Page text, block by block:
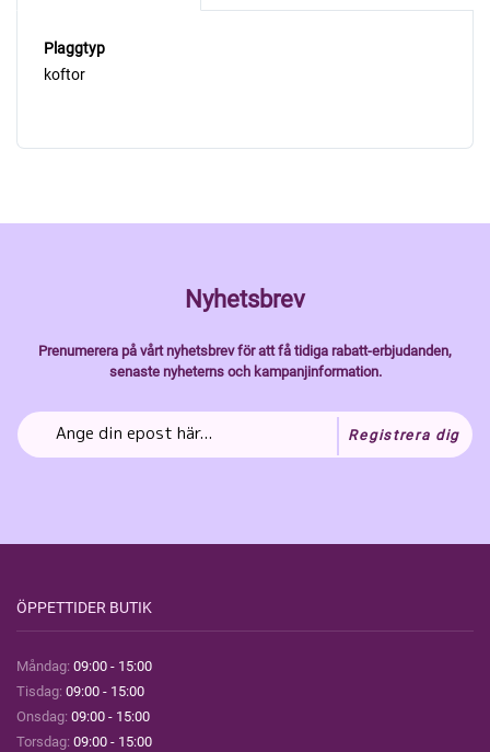
Plaggtyp
koftor
Nyhetsbrev
Prenumerera på vårt nyhetsbrev för att få tidiga rabatt-erbjudanden,
senaste nyheterns och kampanjinformation.
Registrera dig
ÖPPETTIDER BUTIK
Måndag: 09:00 - 15:00
Tisdag: 09:00 - 15:00
Onsdag: 09:00 - 15:00
Torsdag: 09:00 - 15:00